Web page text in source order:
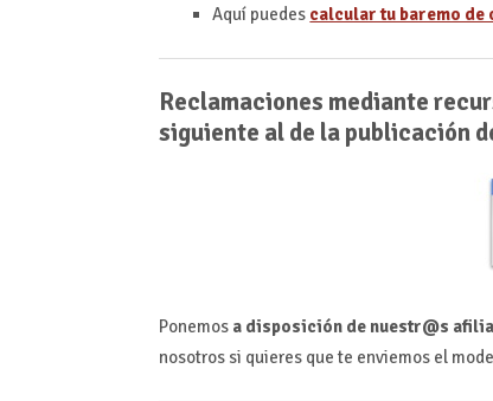
Aquí puedes calcular tu baremo de
Reclamaciones mediante
siguiente al de la publicación
Ponemos a disposición de nuestr@s
nosotros si quieres que te enviemos el